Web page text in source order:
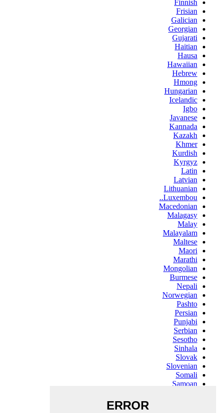
Finnish
Frisian
Galician
Georgian
Gujarati
Haitian
Hausa
Hawaiian
Hebrew
Hmong
Hungarian
Icelandic
Igbo
Javanese
Kannada
Kazakh
Khmer
Kurdish
Kyrgyz
Latin
Latvian
Lithuanian
Luxembou..
Macedonian
Malagasy
Malay
Malayalam
Maltese
Maori
Marathi
Mongolian
Burmese
Nepali
Norwegian
Pashto
Persian
Punjabi
Serbian
Sesotho
Sinhala
Slovak
Slovenian
Somali
Samoan